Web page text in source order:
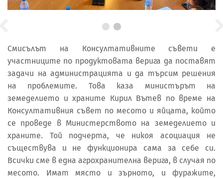
Смисълът на Консултативните съвети е
участниците по продуктовата верига да поставят
задачи на администрацията и да търсим решения
на проблемите. Това каза министърът на
земеделието и храните Кирил Вътев по време на
Консултативния съвет по месото и яйцата, който
се проведе в Министерството на земеделието и
храните. Той подчерта, че никоя асоциация не
съществува и не функционира сама за себе си.
Всички сме в една агрохранителна верига, в случая по
месото. Имат място и зърното, и фуражите,